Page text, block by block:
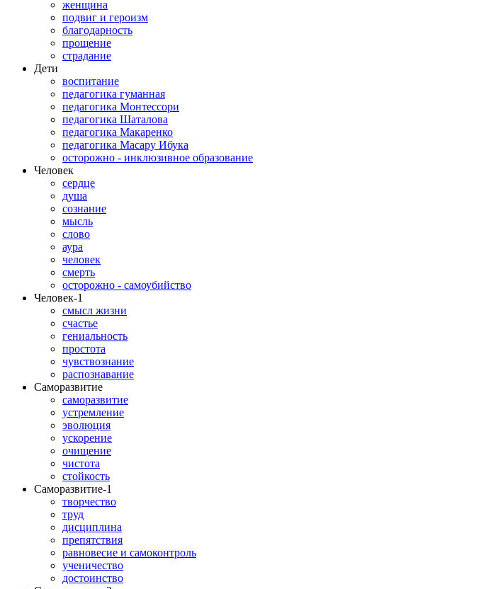
женщина
подвиг и героизм
благодарность
прощение
страдание
Дети
воспитание
педагогика гуманная
педагогика Монтессори
педагогика Шаталова
педагогика Макаренко
педагогика Масару Ибука
осторожно - инклюзивное образование
Человек
сердце
душа
сознание
мысль
слово
аура
человек
смерть
осторожно - самоубийство
Человек-1
смысл жизни
счастье
гениальность
простота
чувствознание
распознавание
Саморазвитие
саморазвитие
устремление
эволюция
ускорение
очищение
чистота
стойкость
Саморазвитие-1
творчество
труд
дисциплина
препятствия
равновесие и самоконтроль
ученичество
достоинство